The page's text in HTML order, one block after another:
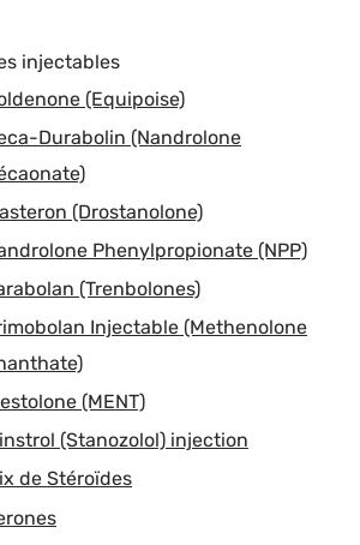
injectables
(Equipoise)
Durabolin (Nandrolone
(Drostanolone)
Phenylpropionate (NPP)
(Trenbolones)
Injectable (Methenolone
(MENT)
(Stanozolol) injection
de Stéroïdes